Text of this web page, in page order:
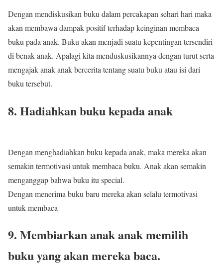
Dengan mendiskusikan buku dalam percakapan sehari hari maka
akan membawa dampak positif terhadap keinginan membaca
buku pada anak. Buku akan menjadi suatu kepentingan tersendiri
di benak anak. Apalagi kita menduskusikannya dengan turut serta
mengajak anak anak bercerita tentang suatu buku atau isi dari
buku tersebut.
8. Hadiahkan buku kepada anak
Dengan menghadiahkan buku kepada anak, maka mereka akan
semakin termotivasi untuk membaca buku. Anak akan semakin
menganggap bahwa buku itu special.
Dengan menerima buku baru mereka akan selalu termotivasi
untuk membaca
9. Membiarkan anak anak memilih
buku yang akan mereka baca.